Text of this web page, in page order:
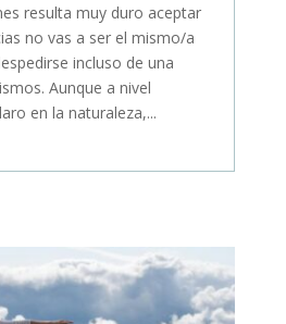
resulta muy duro aceptar
no vas a ser el mismo/a
incluso de una
Aunque a nivel
en la naturaleza,...